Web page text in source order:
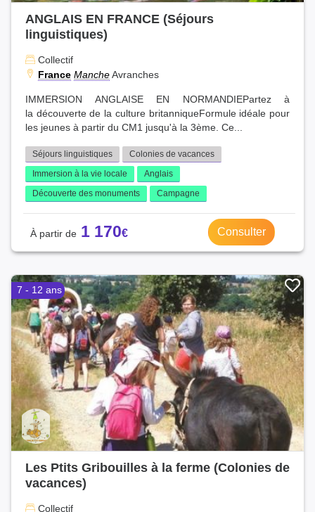
ANGLAIS EN FRANCE (Séjours
linguistiques)
Collectif
France MancheAvranches
IMMERSION ANGLAISE EN NORMANDIEPartez à
la découverte de la culture britanniqueFormule idéale pour
les jeunes à partir du CM1 jusqu'à la 3ème. Ce...
Séjours linguistiques
Colonies de vacances
Immersion à la vie locale
Anglais
Découverte des monuments
Campagne
1 170 Consulter
7 - 12 ans
Les Ptits Gribouilles à la ferme (Colonies de
vacances)
Collectif